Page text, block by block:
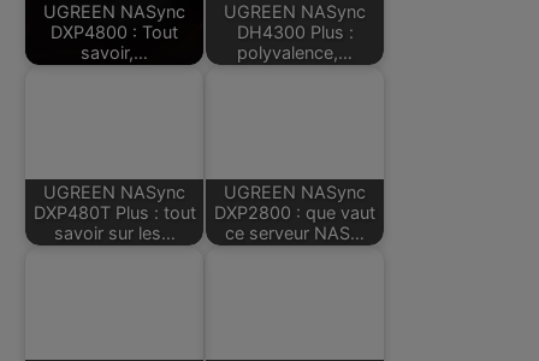
UGREEN NASync
DXP4800 : Tout
savoir,…
UGREEN NASync
DH4300 Plus :
polyvalence,…
UGREEN NASync
DXP480T Plus : tout
savoir sur les…
UGREEN NASync
DXP2800 : que vaut
ce serveur NAS…